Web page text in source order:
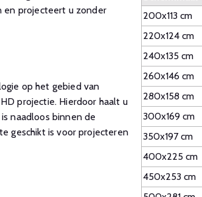
en projecteert u zonder
op het gebied van
projectie. Hierdoor haalt u
naadloos binnen de
geschikt is voor projecteren
200x113 cm
220x124 cm
240x135 cm
260x146 cm
280x158 cm
300x169 cm
350x197 cm
400x225 cm
450x253 cm